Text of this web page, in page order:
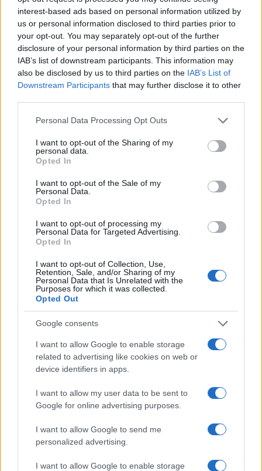
interest-based ads based on personal information utilized by
us or personal information disclosed to third parties prior to
your opt-out. You may separately opt-out of the further
disclosure of your personal information by third parties on the
IAB’s list of downstream participants. This information may
also be disclosed by us to third parties on the IAB’s List of
Downstream Participants that may further disclose it to other
Please note that this website/app uses one or more Google
not limited to your visit or usage behaviour. You may click to
grant or deny consent to Google and its third-party tags to
use your data for below specified purposes in below Google
consent section.
Personal Data Processing Opt Outs
I want to opt-out of the Sharing of my
personal data.
Opted In
I want to opt-out of the Sale of my
Personal Data.
Opted In
I want to opt-out of processing my
Personal Data for Targeted Advertising.
Opted In
I want to opt-out of Collection, Use,
Retention, Sale, and/or Sharing of my
Personal Data that Is Unrelated with the
Purposes for which it was collected.
Opted Out
Google consents
I want to allow Google to enable storage
related to advertising like cookies on web or
device identifiers in apps.
I want to allow my user data to be sent to
Google for online advertising purposes.
I want to allow Google to send me
personalized advertising.
I want to allow Google to enable storage